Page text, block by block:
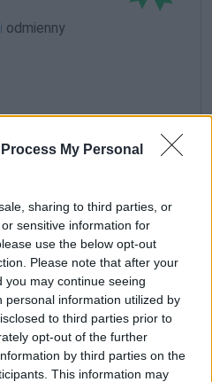
My Personal
sharing to third parties, or
sensitive information for
use the below opt-out
Please note that after your
may continue seeing
personal information utilized by
to third parties prior to
opt-out of the further
by third parties on the
This information may
odmienny
Strączyńskich;